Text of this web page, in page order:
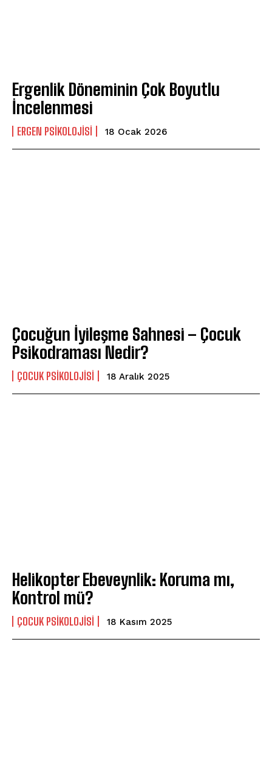
Ergenlik Döneminin Çok Boyutlu
İncelenmesi
ERGEN PSIKOLOJISI 18 Ocak 2026
Çocuğun İyileşme Sahnesi – Çocuk
Psikodraması Nedir?
ÇOCUK PSIKOLOJISI 18 Aralık 2025
Helikopter Ebeveynlik: Koruma mı,
Kontrol mü?
ÇOCUK PSIKOLOJISI 18 Kasım 2025